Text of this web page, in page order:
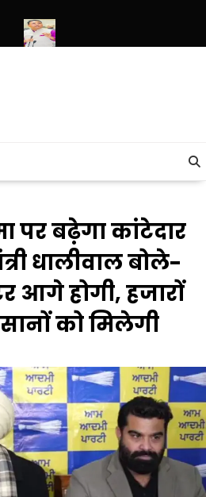
पर बढ़ेगा कांटेदार
धालीवाल बोले-
आगे होगी, हजारों
को मिलेगी